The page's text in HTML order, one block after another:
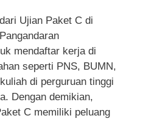
Ujian Paket C di
mendaftar kerja di
seperti PNS, BUMN,
di perguruan tinggi
Dengan demikian,
C memiliki peluang